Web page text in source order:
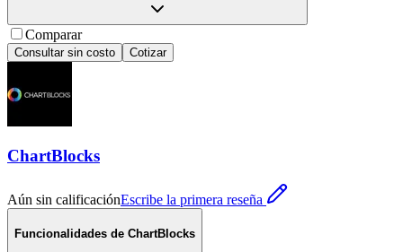
Comparar
Consultar sin costo Cotizar
ChartBlocks
Aún sin calificaciónEscribe la primera reseña
Funcionalidades de ChartBlocks